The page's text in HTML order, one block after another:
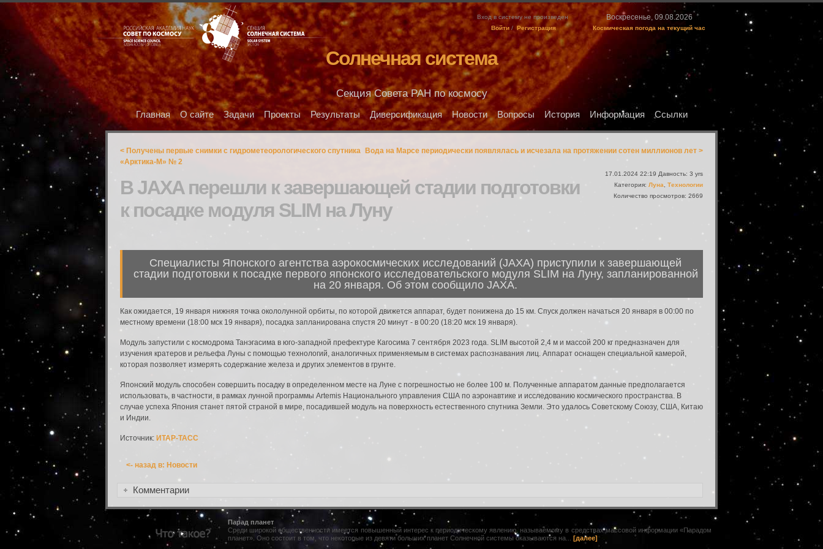
Воскресенье, 09.08.2026
Космическая погода на текущий час
Вход в систему не произведен
Войти / Регистрация
Солнечная система
Секция Совета РАН по космосу
Главная О сайте Задачи Проекты Результаты Диверсификация Новости Вопросы История Информация Ссылки
Вода на Марсе периодически появлялась и исчезала на протяжении сотен миллионов лет >
< Получены первые снимки с гидрометеорологического спутника
«Арктика-М» № 2
17.01.2024 22:19 Давность: 3 yrs
Категория: Луна
Технологии
Количество просмотров: 2669
В JAXA перешли к завершающей стадии подготовки
к посадке модуля SLIM на Луну
Специалисты Японского агентства аэрокосмических исследований (JAXA) приступили к завершающей
стадии подготовки к посадке первого японского исследовательского модуля SLIM на Луну, запланированной
на 20 января. Об этом сообщило JAXA.
Как ожидается, 19 января нижняя точка окололунной орбиты, по которой движется аппарат, будет понижена до 15 км. Спуск должен начаться 20 января в 00:00 по
местному времени (18:00 мск 19 января), посадка запланирована спустя 20 минут - в 00:20 (18:20 мск 19 января).
Модуль запустили с космодрома Танэгасима в юго-западной префектуре Кагосима 7 сентября 2023 года. SLIM высотой 2,4 м и массой 200 кг предназначен для
изучения кратеров и рельефа Луны с помощью технологий, аналогичных применяемым в системах распознавания лиц. Аппарат оснащен специальной камерой,
которая позволяет измерять содержание железа и других элементов в грунте.
Японский модуль способен совершить посадку в определенном месте на Луне с погрешностью не более 100 м. Полученные аппаратом данные предполагается
использовать, в частности, в рамках лунной программы Artemis Национального управления США по аэронавтике и исследованию космического пространства. В
случае успеха Япония станет пятой страной в мире, посадившей модуль на поверхность естественного спутника Земли. Это удалось Советскому Союзу, США, Китаю
и Индии.
Источник: ИТАР-ТАСС
<- назад в: Новости
Комментарии
Вход в систему
Вход в систему
Имя пользователя:
Пароль:
Запомнить меня:
Парад планет
Среди широкой общественности имеется повышенный интерес к периодическому явлению, называемому в средствах массовой информации «Парадом
планет». Оно состоит в том, что некоторые из девяти больших планет Солнечной системы оказываются на... [далее]